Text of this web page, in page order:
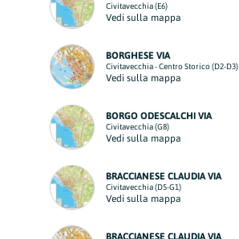
Civitavecchia (E6)
Vedi sulla mappa
BORGHESE VIA
Civitavecchia - Centro Storico (D2-D3)
Vedi sulla mappa
BORGO ODESCALCHI VIA
Civitavecchia (G8)
Vedi sulla mappa
BRACCIANESE CLAUDIA VIA
Civitavecchia (D5-G1)
Vedi sulla mappa
BRACCIANESE CLAUDIA VIA